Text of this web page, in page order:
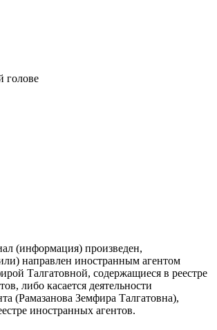
голове
(информация) произведен,
направлен иностранным агентом
Талгатовной, содержащиеся в реестре
либо касается деятельности
(Рамазанова Земфира Талгатовна),
иностранных агентов.